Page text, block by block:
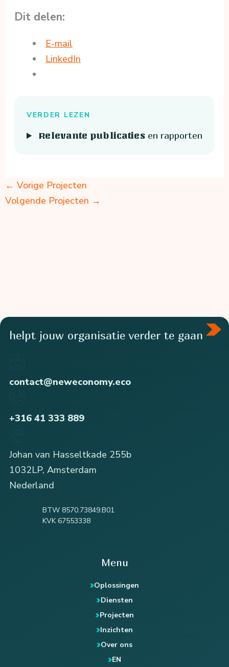
Dit delen:
E-mail
LinkedIn
VERDER LEZEN
Relevante publicaties en rapporten
← Vorige Projecten
Volgende Projecten →
helpt jouw organisatie verder te gaan
contact@neweconomy.eco
+316 41 333 889
Johan van Hasseltkade 255b
1032LP, Amsterdam
Nederland
BTW 8570.73849.B01
KVK 67553338
Menu
Oplossingen
Diensten
Projecten
Inzichten
Over ons
EN